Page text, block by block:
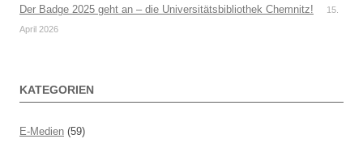
Der Badge 2025 geht an – die Universitätsbibliothek Chemnitz!
15.
April 2026
KATEGORIEN
E-Medien (59)